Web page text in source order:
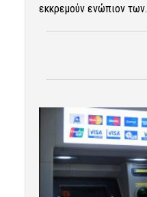
εκκρεμούν ενώπιον